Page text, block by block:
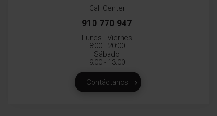
Call Center
910 770 947
Lunes - Viernes
8:00 - 20:00
Sábado
9:00 - 13:00
Contáctanos